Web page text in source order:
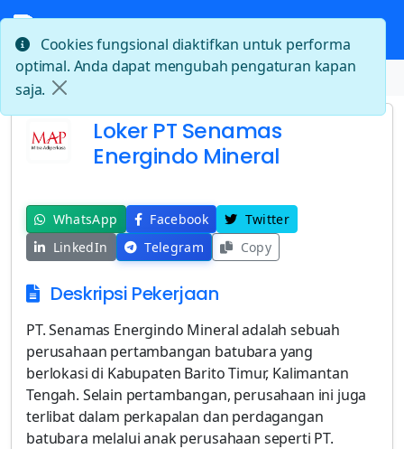
Beranda Loker PT Senamas Energindo Mineral
Loker PT Senamas
Energindo Mineral
WhatsApp Facebook
Twitter
LinkedIn
Telegram Copy
Deskripsi Pekerjaan
PT. Senamas Energindo Mineral adalah sebuah
perusahaan pertambangan batubara yang
berlokasi di Kabupaten Barito Timur, Kalimantan
Tengah. Selain pertambangan, perusahaan ini juga
terlibat dalam perkapalan dan perdagangan
batubara melalui anak perusahaan seperti PT.
Cookies fungsional diaktifkan untuk performa
optimal. Anda dapat mengubah pengaturan kapan
saja.